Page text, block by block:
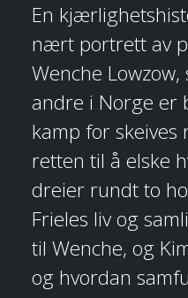
En
nært portrett av
Wenche
andre i Norge er
kamp for
retten til å elske
dreier rundt to
Frieles liv og
til Wenche, og
og hvordan